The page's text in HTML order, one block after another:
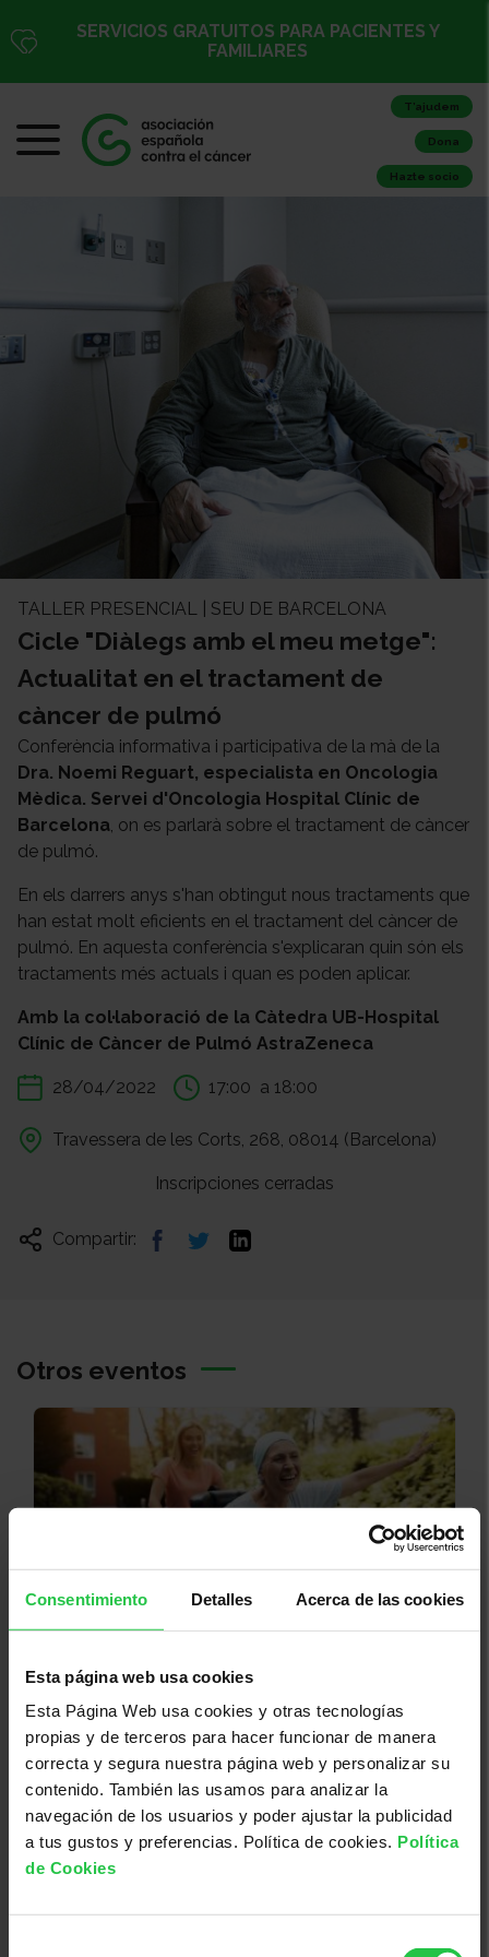
Consentimiento Detalles Acerca de las cookies
Esta página web usa cookies
Esta Página Web usa cookies y otras tecnologías
propias y de terceros para hacer funcionar de manera
correcta y segura nuestra página web y personalizar su
contenido. También las usamos para analizar la
navegación de los usuarios y poder ajustar la publicidad
a tus gustos y preferencias. Política de cookies. Política
de Cookies
SERVICIOS GRATUITOS PARA PACIENTES Y
FAMILIARES
T’ajudem
Dona
Hazte socio
TALLER PRESENCIAL | SEU DE BARCELONA
Cicle "Diàlegs amb el meu metge":
Actualitat en el tractament de
càncer de pulmó
Conferència informativa i participativa de la mà de la
Dra. Noemi Reguart, especialista en Oncologia
Mèdica. Servei d'Oncologia Hospital Clínic de
Barcelona, on es parlarà sobre el tractament de càncer
de pulmó.
En els darrers anys s'han obtingut nous tractaments que
han estat molt eficients en el tractament del càncer de
pulmó. En aquesta conferència s'explicaran quin són els
tractaments més actuals i quan es poden aplicar.
Amb la col·laboració de la Càtedra UB-Hospital
Clínic de Càncer de Pulmó AstraZeneca
28/04/2022 17:00 a 18:00
Travessera de les Corts, 268, 08014 (Barcelona)
Inscripciones cerradas
Compartir:
Otros eventos
Incapacitat temporal i permanent
per treballar des d'una perspectiva
d'Oncologia